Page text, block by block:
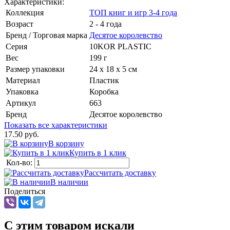
Коллекция
ТОП книг и игр 3-4 года
Возраст
2 - 4 года
Бренд / Торговая марка Десятое королевство
Серия
10KOR PLASTIC
Вес
199 г
Размер упаковки
24 х 18 х 5 см
Материал
Пластик
Упаковка
Коробка
Артикул
663
Бренд
Десятое королевство
Показать все характеристики
17.50 руб.
В корзину
Купить в 1 клик
Кол-во:
Рассчитать доставку
В наличии
Поделиться
C этим товаром искали